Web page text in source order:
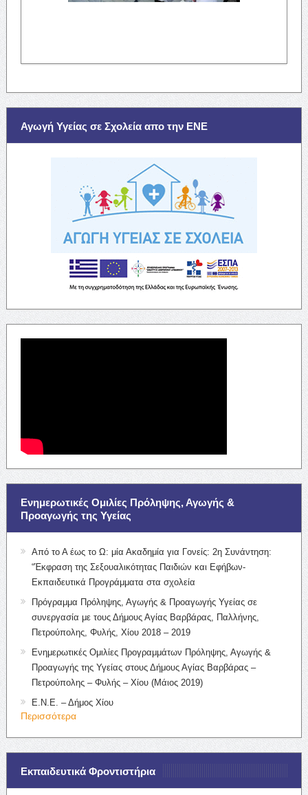
Αγωγή Υγείας σε Σχολεία απο την ΕΝΕ
Ενημερωτικές Ομιλίες Πρόληψης, Αγωγής &
Προαγωγής της Υγείας
Από το Α έως το Ω: μία Ακαδημία για Γονείς: 2η Συνάντηση:
“Έκφραση της Σεξουαλικότητας Παιδιών και Εφήβων-
Εκπαιδευτικά Προγράμματα στα σχολεία
Πρόγραμμα Πρόληψης, Αγωγής & Προαγωγής Υγείας σε
συνεργασία με τους Δήμους Αγίας Βαρβάρας, Παλλήνης,
Πετρούπολης, Φυλής, Χίου 2018 – 2019
Ενημερωτικές Ομιλίες Προγραμμάτων Πρόληψης, Αγωγής &
Προαγωγής της Υγείας στους Δήμους Αγίας Βαρβάρας –
Πετρούπολης – Φυλής – Χίου (Μάιος 2019)
Ε.Ν.Ε. – Δήμος Χίου
Περισσότερα
Εκπαιδευτικά Φροντιστήρια